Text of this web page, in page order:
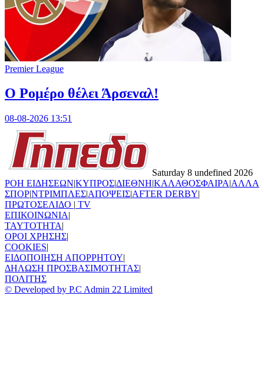
Premier League
Ο Ρομέρο θέλει Άρσεναλ!
08-08-2026 13:51
Saturday 8 undefined 2026
ΡΟΗ ΕΙΔΗΣΕΩΝ|ΚΥΠΡΟΣ|ΔΙΕΘΝΗ|ΚΑΛΑΘΟΣΦΑΙΡΑ|ΑΛΛΑ
ΣΠΟΡ|ΝΤΡΙΜΠΛΕΣ|ΑΠΟΨΕΙΣ|AFTER DERBY|
ΠΡΩΤΟΣΕΛΙΔΟ | TV
ΕΠΙΚΟΙΝΩΝΙΑ|
TAYTOTHTA|
ΟΡΟΙ ΧΡΗΣΗΣ|
COOKIES|
ΕΙΔΟΠΟΙΗΣΗ ΑΠΟΡΡΗΤΟΥ|
ΔΗΛΩΣΗ ΠΡΟΣΒΑΣΙΜΟΤΗΤΑΣ|
ΠΟΛΙΤΗΣ
© Developed by P.C Admin 22 Limited